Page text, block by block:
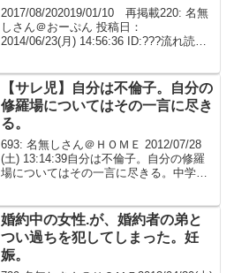
ト渡された。
2017/08/202019/01/10 再掲載220: 名無
しさん＠おーぷん 投稿日：
2014/06/23(月) 14:56:36 ID:???流れ読ま
頃。父親の不...
【サレ児】自分は不倫子。自分の
修羅場についてはその一言に尽き
る。
693: 名無しさん＠ＨＯＭＥ 2012/07/28
(土) 13:14:39自分は不倫子。自分の修羅
場についてはその一言に尽きる。中学の
てて気付いた)、母を問い詰め...
婚約中の女性.が、婚約者の弟と
つい過ちを犯してしまった。妊
娠。